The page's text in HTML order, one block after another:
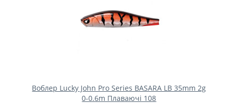
Воблер Lucky John Pro Series BASARA LB 35mm 2g
0-0.6m Плаваючі 108